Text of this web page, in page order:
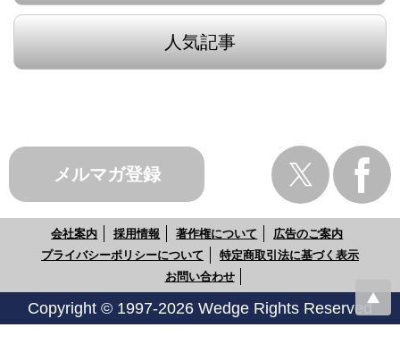
人気記事
メルマガ登録
会社案内 採用情報 著作権について
広告のご案内
プライバシーポリシーについて
特定商取引法に基づく表示
お問い合わせ
Copyright © 1997-2026 Wedge Rights Reserved